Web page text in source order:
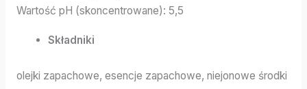
Wartość pH (skoncentrowane): 5,5
Składniki
olejki zapachowe, esencje zapachowe, niejonowe środki